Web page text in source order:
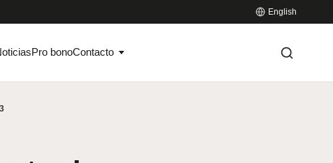
English
Pro bonoContacto